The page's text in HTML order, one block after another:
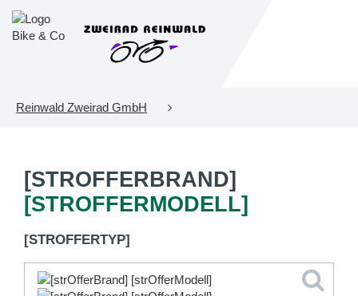
Reinwald Zweirad GmbH
[STROFFERBRAND]
[STROFFERMODELL]
[STROFFERTYP]